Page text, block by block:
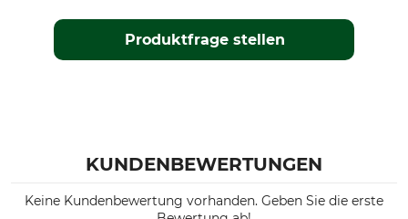
Produktfrage stellen
KUNDENBEWERTUNGEN
Keine Kundenbewertung vorhanden. Geben Sie die erste